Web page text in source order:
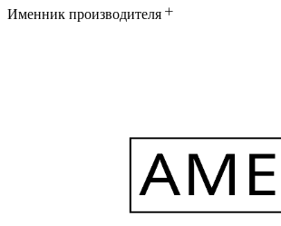
Именник производителя